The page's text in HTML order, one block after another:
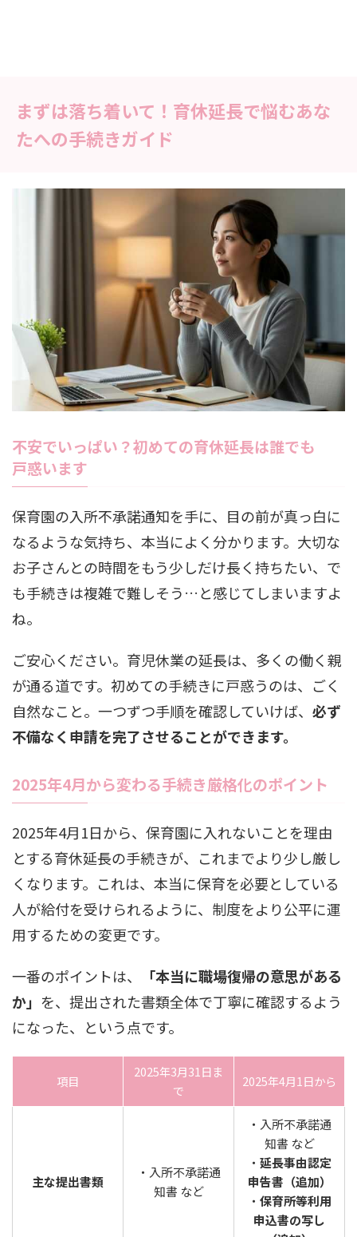
まずは落ち着いて！育休延長で悩むあな
たへの手続きガイド
不安でいっぱい？初めての育休延長は誰でも
戸惑います
保育園の入所不承諾通知を手に、目の前が真っ白に
なるような気持ち、本当によく分かります。大切な
お子さんとの時間をもう少しだけ長く持ちたい、で
も手続きは複雑で難しそう…と感じてしまいますよ
ね。
ご安心ください。育児休業の延長は、多くの働く親
が通る道です。初めての手続きに戸惑うのは、ごく
自然なこと。一つずつ手順を確認していけば、 必ず
不備なく申請を完了させることができます。
2025年4月から変わる手続き厳格化のポイント
2025年4月1日から、保育園に入れないことを理由
とする育休延長の手続きが、これまでより少し厳し
くなります。これは、本当に保育を必要としている
人が給付を受けられるように、制度をより公平に運
用するための変更です。
一番のポイントは、
「本当に職場復帰の意思がある
か」 を、提出された書類全体で丁寧に確認するよう
になった、という点です。
項目
2025年3月31日ま
で
2025年4月1日から
主な提出書類
・入所不承諾通
知書 など
・入所不承諾通
知書 など
・ 延長事由認定
申告書（追加）
・ 保育所等利用
申込書の写し